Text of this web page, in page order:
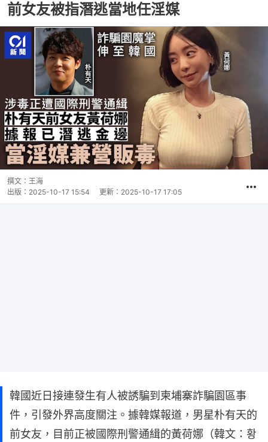
前女友被指潛逃當地任淫媒
撰文： 王海
出版： 2025-10-17 15:54 更新： 2025-10-17 17:05
韓國近日接連發生有人被誘騙到柬埔寨詐騙園區事
件，引發外界高度關注。據韓媒報道，男星朴有天的
前女友，目前正被國際刑警通緝的黃荷娜（韓文：황